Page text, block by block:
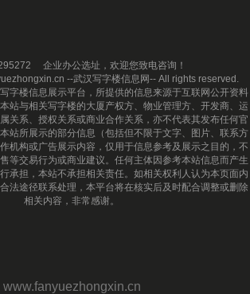
企业办公选址，欢迎您致电咨询！
--武汉写字楼信息网-- All rights reserved.
字楼信息展示平台，所提供的信息来源于互联网公开资料
站与相关写字楼的大厦产权方、物业管理方、开发商、运
关系、授权关系或商业合作关系，亦不代表其发布任何官
站所展示的部分信息（包括但不限于文字、图片、联系方
机构或广告展示内容，仅用于信息参考及展示之目的，不
等交易行为或商业建议。任何主体因参考本站信息而产生
承担，本站不承担相关责任。如相关权利人认为本页面内
法途径联系处理，本平台将在核实后及时配合调整或删除
相关内容，非常感谢。
www.fanyuezhongxin.cn